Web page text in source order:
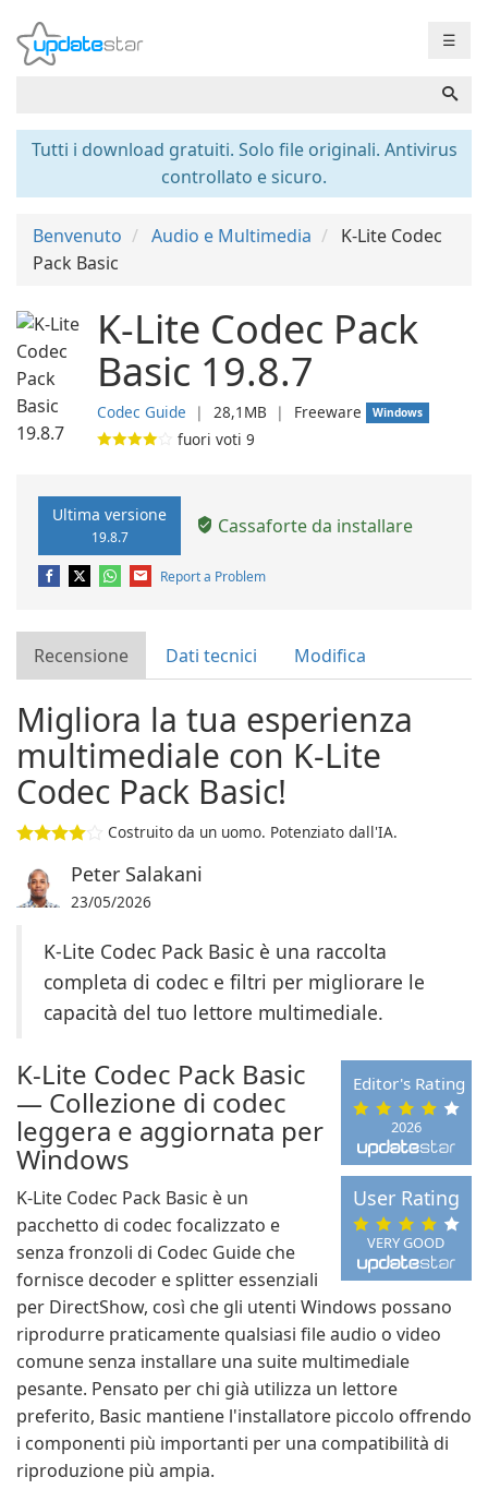
☰
Tutti i download gratuiti. Solo file originali. Antivirus
controllato e sicuro.
Benvenuto Audio e Multimedia
K-Lite Codec
Pack Basic
K-Lite Codec Pack
Basic 19.8.7
Codec Guide ❘ 28,1MB ❘ Freeware Windows
fuori voti 9
Ultima versione
19.8.7 Cassaforte da installare
Report a Problem
Recensione Dati tecnici Modifica
Migliora la tua esperienza
multimediale con K-Lite
Codec Pack Basic!
Costruito da un uomo. Potenziato dall'IA.
Peter Salakani
23/05/2026
K-Lite Codec Pack Basic è una raccolta
completa di codec e filtri per migliorare le
capacità del tuo lettore multimediale.
2026
Editor's Rating
VERY GOOD
User Rating
K-Lite Codec Pack Basic
— Collezione di codec
leggera e aggiornata per
Windows
K-Lite Codec Pack Basic è un
pacchetto di codec focalizzato e
senza fronzoli di Codec Guide che
fornisce decoder e splitter essenziali
per DirectShow, così che gli utenti Windows possano
riprodurre praticamente qualsiasi file audio o video
comune senza installare una suite multimediale
pesante. Pensato per chi già utilizza un lettore
preferito, Basic mantiene l'installatore piccolo offrendo
i componenti più importanti per una compatibilità di
riproduzione più ampia.